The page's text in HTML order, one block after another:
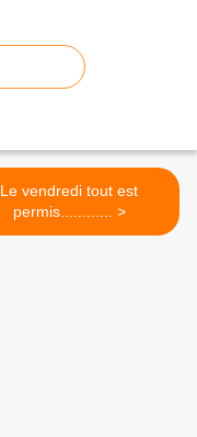
Le vendredi tout est
permis............ >